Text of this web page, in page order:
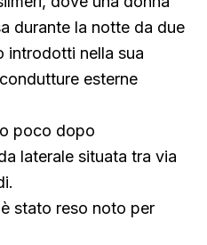
durante la notte da due
introdotti nella sua
esterne
poco dopo
laterale situata tra via
stato reso noto per